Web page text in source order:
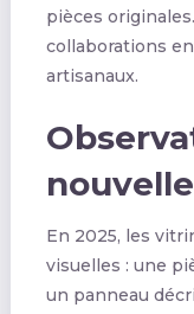
pièces
collaborations
artisanaux.
En 2025, les
visuelles : une
un panneau